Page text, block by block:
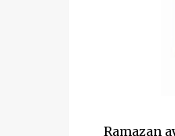
Ramazan